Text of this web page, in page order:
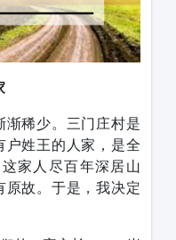
渐稀少。三门庄村是
户姓王的人家，是全
家人尽百年深居山
原故。于是，我决定